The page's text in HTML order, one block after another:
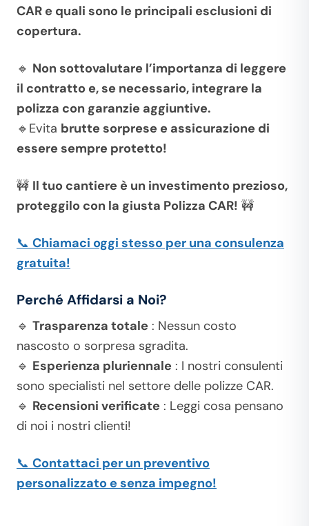
CAR e quali sono le principali esclusioni di
copertura.
🔹 Non sottovalutare l’importanza di leggere
il contratto e, se necessario, integrare la
polizza con garanzie aggiuntive.
🔹Evita brutte sorprese e assicurazione di
essere sempre protetto!
🚧 Il tuo cantiere è un investimento prezioso,
proteggilo con la giusta Polizza CAR! 🚧
📞 Chiamaci oggi stesso per una consulenza
gratuita!
Perché Affidarsi a Noi?
🔹 Trasparenza totale : Nessun costo
nascosto o sorpresa sgradita.
🔹 Esperienza pluriennale : I nostri consulenti
sono specialisti nel settore delle polizze CAR.
🔹 Recensioni verificate : Leggi cosa pensano
di noi i nostri clienti!
📞 Contattaci per un preventivo
personalizzato e senza impegno!